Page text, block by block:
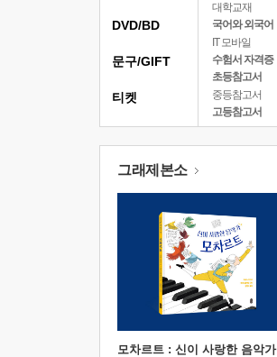
대학교재
국어와 외국어
IT 모바일
수험서 자격증
초등참고서
중등참고서
고등참고서
DVD/BD
문구/GIFT
티켓
그래제본소
모차르트 : 신이 사랑한 음악가